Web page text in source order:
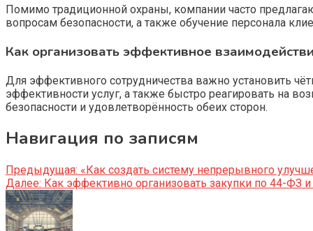
Помимо традиционной охраны, компании часто
вопросам безопасности, а также обучение персонала
Как организовать эффективное
Для эффективного сотрудничества важно установить
эффективности услуг, а также быстро реагировать на
безопасности и удовлетворённость обеих сторон.
Навигация по записям
Предыдущая: «Как создать систему непрерывного
Далее: Как эффективно организовать закупки по 44-ФЗ